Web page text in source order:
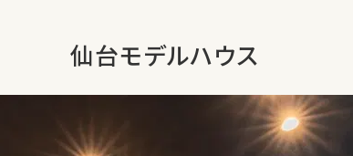
仙台モデルハウス